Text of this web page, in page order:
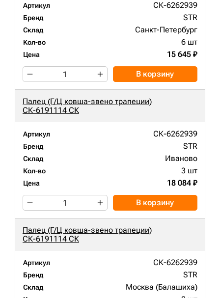
Артикул СК-6262939
Бренд STR
Склад Санкт-Петербург
Кол-во 6 шт
Цена 15 645 ₽
В корзину
Палец (Г/Ц ковша-звено трапеции)
СК-6191114 СК
Артикул СК-6262939
Бренд STR
Склад Иваново
Кол-во 3 шт
Цена 18 084 ₽
В корзину
Палец (Г/Ц ковша-звено трапеции)
СК-6191114 СК
Артикул СК-6262939
Бренд STR
Склад Москва (Балашиха)